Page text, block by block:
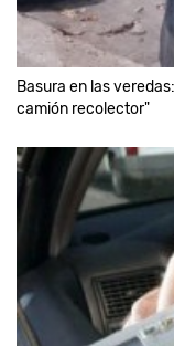
Basura en las
camión recolector"